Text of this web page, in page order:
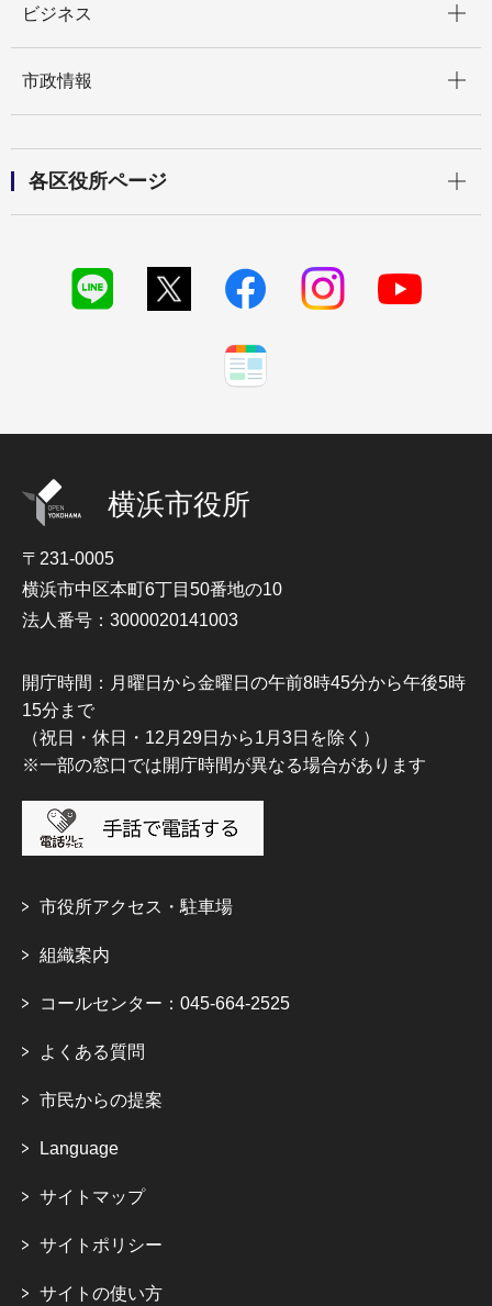
ビジネス
市政情報
各区役所ページ
横浜市役所
〒231-0005
横浜市中区本町6丁目50番地の10
法人番号：3000020141003
開庁時間：月曜日から金曜日の午前8時45分から午後5時
15分まで
（祝日・休日・12月29日から1月3日を除く）
※一部の窓口では開庁時間が異なる場合があります
市役所アクセス・駐車場
組織案内
コールセンター：045-664-2525
よくある質問
市民からの提案
Language
サイトマップ
サイトポリシー
サイトの使い方